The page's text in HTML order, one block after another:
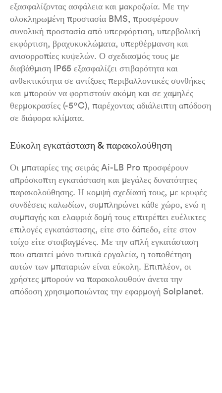
εξασφαλίζοντας ασφάλεια και μακροζωία. Με την
ολοκληρωμένη προστασία BMS, προσφέρουν
συνολική προστασία από υπερφόρτιση, υπερβολική
εκφόρτιση, βραχυκυκλώματα, υπερθέρμανση και
ανισορροπίες κυψελών. Ο σχεδιασμός τους με
διαβάθμιση IP65 εξασφαλίζει στιβαρότητα και
ανθεκτικότητα σε αντίξοες περιβαλλοντικές συνθήκες
και μπορούν να φορτιστούν ακόμη και σε χαμηλές
θερμοκρασίες (-5ºC), παρέχοντας αδιάλειπτη απόδοση
σε διάφορα κλίματα.
Εύκολη εγκατάσταση & παρακολούθηση
Οι μπαταρίες της σειράς Ai-LB Pro προσφέρουν
απρόσκοπτη εγκατάσταση και μεγάλες δυνατότητες
παρακολούθησης. Η κομψή σχεδίασή τους, με κρυφές
συνδέσεις καλωδίων, συμπληρώνει κάθε χώρο, ενώ η
συμπαγής και ελαφριά δομή τους επιτρέπει ευέλικτες
επιλογές εγκατάστασης, είτε στο δάπεδο, είτε στον
τοίχο είτε στοιβαγμένες. Με την απλή εγκατάσταση
που απαιτεί μόνο τυπικά εργαλεία, η τοποθέτηση
αυτών των μπαταριών είναι εύκολη. Επιπλέον, οι
χρήστες μπορούν να παρακολουθούν άνετα την
απόδοση χρησιμοποιώντας την εφαρμογή Solplanet.